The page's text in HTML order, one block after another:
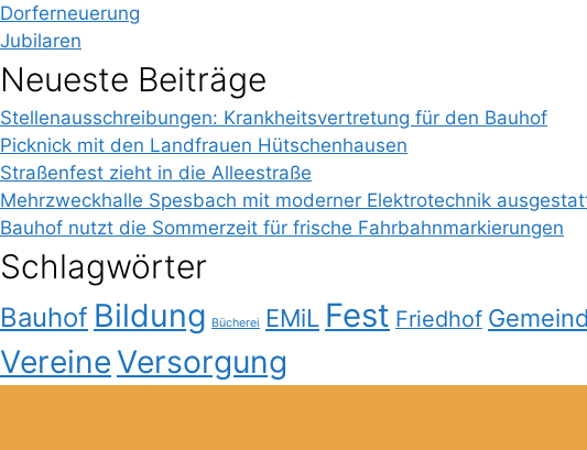
Dorferneuerung
Jubilaren
Neueste Beiträge
Stellenausschreibungen: Krankheitsvertretung für den Bauhof
Picknick mit den Landfrauen Hütschenhausen
Straßenfest zieht in die Alleestraße
Mehrzweckhalle Spesbach mit moderner Elektrotechnik
Bauhof nutzt die Sommerzeit für frische Fahrbahnmarkierungen
Schlagwörter
Bauhof Bildung Bücherei EMiL Fest Friedhof
Vereine Versorgung